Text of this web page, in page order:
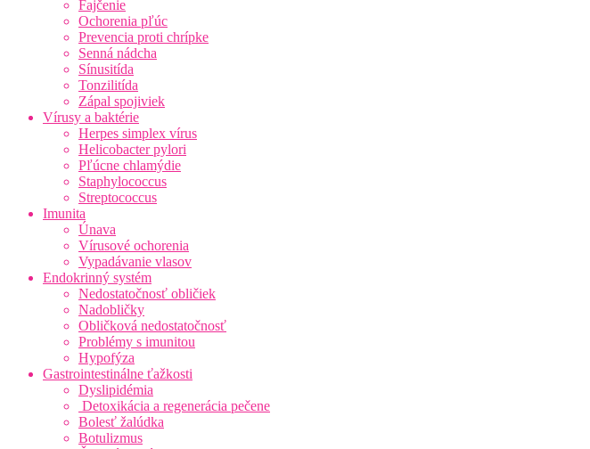
Fajčenie
Ochorenia pľúc
Prevencia proti chrípke
Senná nádcha
Sínusitída
Tonzilitída
Zápal spojiviek
Vírusy a baktérie
Herpes simplex vírus
Helicobacter pylori
Pľúcne chlamýdie
Staphylococcus
Streptococcus
Imunita
Únava
Vírusové ochorenia
Vypadávanie vlasov
Endokrinný systém
Nedostatočnosť obličiek
Nadobličky
Obličková nedostatočnosť
Problémy s imunitou
Hypofýza
Gastrointestinálne ťažkosti
Dyslipidémia
Detoxikácia a regenerácia pečene
Bolesť žalúdka
Botulizmus